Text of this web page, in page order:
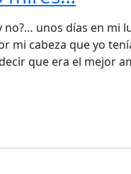
no?… unos días en mi
mi cabeza que yo
que era el mejor